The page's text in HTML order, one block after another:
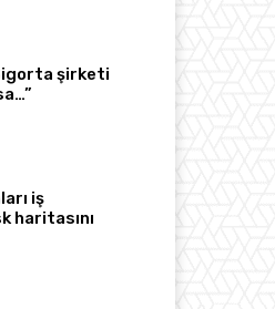
şirketi
iş
haritasını